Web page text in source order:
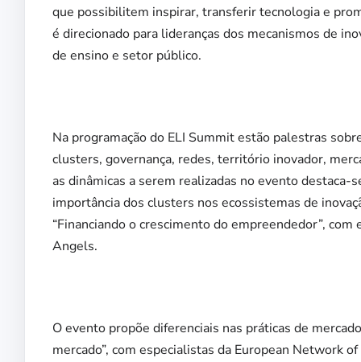
que possibilitem inspirar, transferir tecnologia e
é direcionado para lideranças dos mecanismos de
de ensino e setor público.
Na programação do ELI Summit estão palestras
clusters, governança, redes, território inovador,
as dinâmicas a serem realizadas no evento destaca-
importância dos clusters nos ecossistemas de
“Financiando o crescimento do empreendedor”,
Angels.
O evento propõe diferenciais nas práticas de
mercado”, com especialistas da European Network